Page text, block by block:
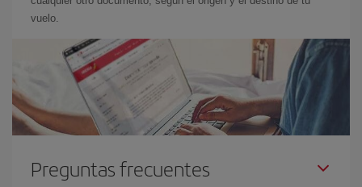
vuelo.
Preguntas frecuentes